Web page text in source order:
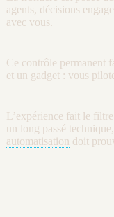
agents, décisions
avec vous.
Ce contrôle permanent
et un gadget : vous
L’expérience fait le
un long passé
automatisation doit